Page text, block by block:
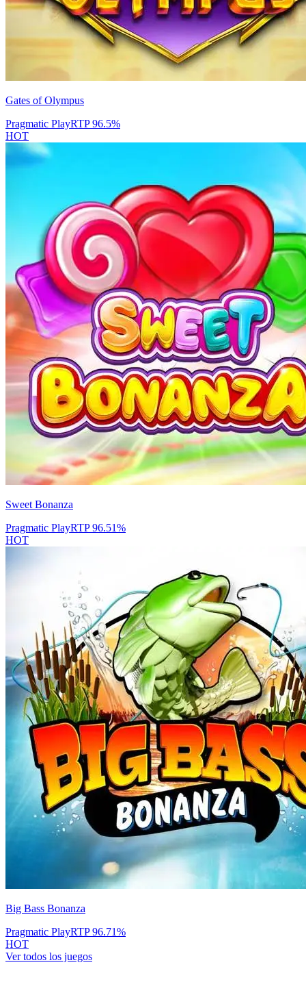
Gates of Olympus
Pragmatic PlayRTP96.5%
HOT
Sweet Bonanza
Pragmatic PlayRTP96.51%
HOT
Big Bass Bonanza
Pragmatic PlayRTP96.71%
HOT
Ver todos los juegos